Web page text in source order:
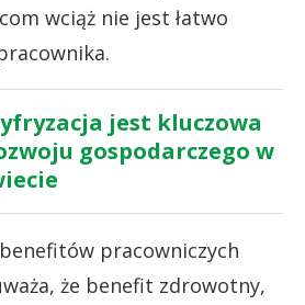
wciąż nie jest łatwo
jest kluczowa
gospodarczego w
pracowniczych
że benefit zdrowotny,